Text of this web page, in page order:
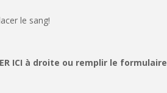
le sang!
ICI à droite ou remplir le formulaire